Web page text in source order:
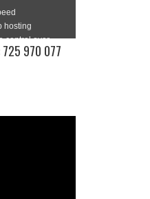
725 970 077